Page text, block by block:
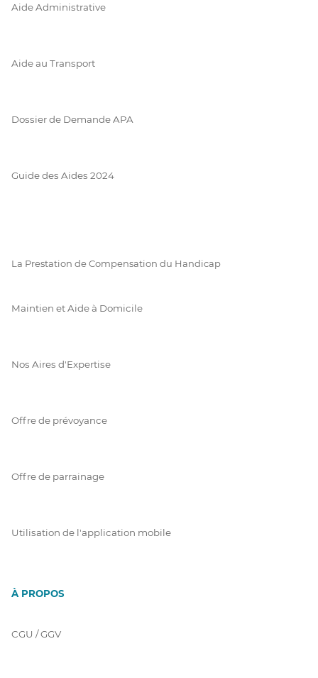
Aide Administrative
Aide au Transport
Dossier de Demande APA
Guide des Aides 2024
La Prestation de Compensation du Handicap
Maintien et Aide à Domicile
Nos Aires d'Expertise
Offre de prévoyance
Offre de parrainage
Utilisation de l'application mobile
À PROPOS
CGU / GGV